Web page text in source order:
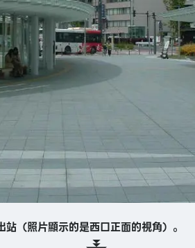
（照片顯示的是西口正面的視角）。